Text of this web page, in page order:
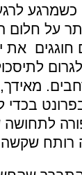
על חלום
את
מאידך,
בכדי
לתחושה
שקשה